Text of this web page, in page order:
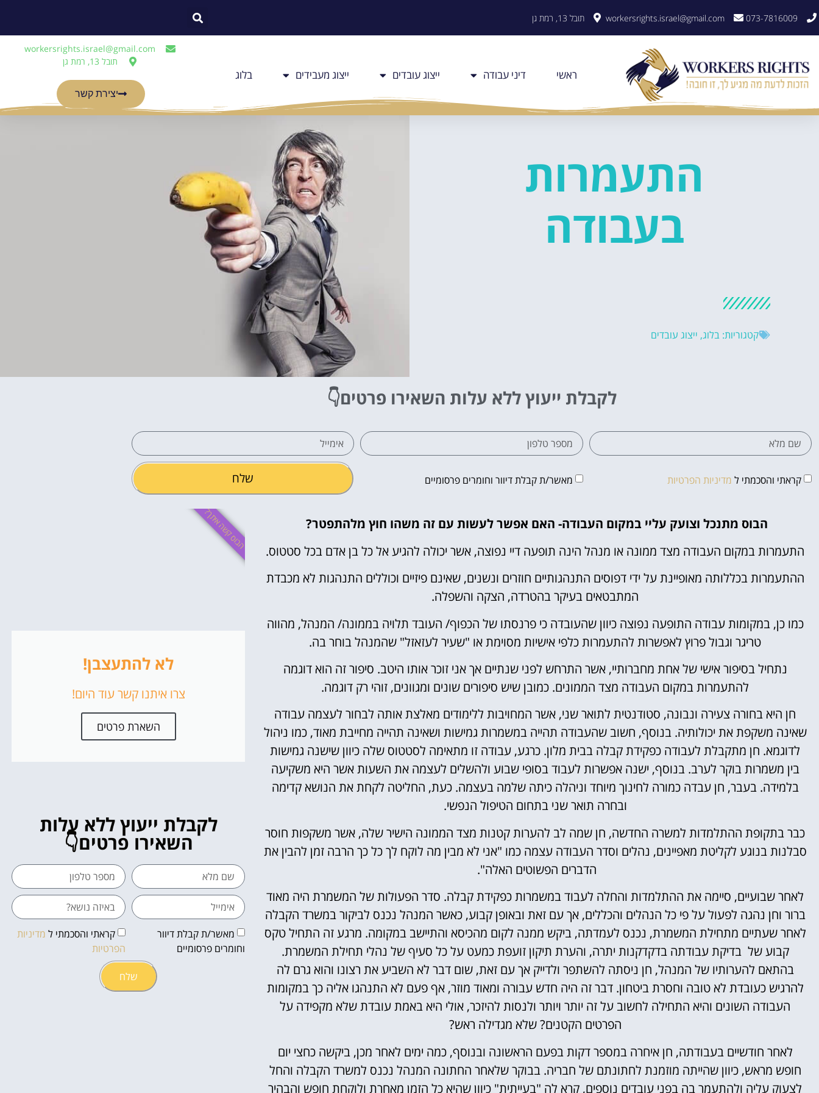
073-7816009
workersrights.israel@gmail.com תובל 13, רמת גן
ראשי דיני עבודה ייצוג עובדים ייצוג מעבידים בלוג
workersrights.israel@gmail.com
תובל 13, רמת גן
יצירת קשר
התעמרות
בעבודה
קטגוריות: בלוג, ייצוג עובדים
לקבלת ייעוץ ללא עלות השאירו פרטים👇
קראתי והסכמתי ל מדיניות הפרטיות מאשר/ת קבלת דיוור וחומרים פרסומיים שלח
הבוס מתנכל וצועק עליי במקום העבודה- האם אפשר לעשות עם זה משהו חוץ מלהתפטר?
התעמרות במקום העבודה מצד ממונה או מנהל הינה תופעה דיי נפוצה, אשר יכולה להגיע אל כל בן אדם בכל סטטוס.
ההתעמרות בכללותה מאופיינת על ידי דפוסים התנהגותיים חוזרים ונשנים, שאינם פיזיים וכוללים התנהגות לא מכבדת
המתבטאים בעיקר בהטרדה, הצקה והשפלה.
כמו כן, במקומות עבודה התופעה נפוצה כיוון שהעובדה כי פרנסתו של הכפוף/ העובד תלויה בממונה/ המנהל, מהווה
טריגר וגבול פרוץ לאפשרות להתעמרות כלפי אישיות מסוימת או "שעיר לעזאזל" שהמנהל בוחר בה.
נתחיל בסיפור אישי של אחת מחברותיי, אשר התרחש לפני שנתיים אך אני זוכר אותו היטב. סיפור זה הוא דוגמה
להתעמרות במקום העבודה מצד הממונים. כמובן שיש סיפורים שונים ומגוונים, זוהי רק דוגמה.
חן היא בחורה צעירה ונבונה, סטודנטית לתואר שני, אשר המחויבות ללימודים מאלצת אותה לבחור לעצמה עבודה
שאינה משקפת את יכולותיה. בנוסף, חשוב שהעבודה תהייה במשמרות גמישות ושאינה תהייה מחייבת מאוד, כמו ניהול
לדוגמא. חן מתקבלת לעבודה כפקידת קבלה בבית מלון. כרגע, עבודה זו מתאימה לסטטוס שלה כיוון שישנה גמישות
בין משמרות בוקר לערב. בנוסף, ישנה אפשרות לעבוד בסופי שבוע ולהשלים לעצמה את השעות אשר היא משקיעה
בלמידה. בעבר, חן עבדה כמורה לחינוך מיוחד וניהלה כיתה שלמה בעצמה. כעת, החליטה לקחת את הנושא קדימה
ובחרה תואר שני בתחום הטיפול הנפשי.
כבר בתקופת ההתלמדות למשרה החדשה, חן שמה לב להערות קטנות מצד הממונה הישיר שלה, אשר משקפות חוסר
סבלנות בנוגע לקליטת מאפיינים, נהלים וסדר העבודה עצמה כמו "אני לא מבין מה לוקח לך כל כך הרבה זמן להבין את
הדברים הפשוטים האלה".
לאחר שבועיים, סיימה את ההתלמדות והחלה לעבוד במשמרות כפקידת קבלה. סדר הפעולות של המשמרת היה מאוד
ברור וחן נהגה לפעול על פי כל הנהלים והכללים, אך עם זאת ובאופן קבוע, כאשר המנהל נכנס לביקור במשרד הקבלה
לאחר שעתיים מתחילת המשמרת, נכנס לעמדתה, ביקש ממנה לקום מהכיסא והתיישב במקומה. מרגע זה התחיל טקס
קבוע של בדיקת עבודתה בדקדקנות יתרה, והערת תיקון זועפת כמעט על כל סעיף של נהלי תחילת המשמרת.
בהתאם להערותיו של המנהל, חן ניסתה להשתפר ולדייק אך עם זאת, שום דבר לא השביע את רצונו והוא גרם לה
להרגיש כעובדת לא טובה וחסרת ביטחון. דבר זה היה חדש עבורה ומאוד מוזר, אף פעם לא התנהגו אליה כך במקומות
העבודה השונים והיא התחילה לחשוב על זה יותר ויותר ולנסות להיזכר, אולי היא באמת עובדת שלא מקפידה על
הפרטים הקטנים? שלא מגדילה ראש?
לאחר חודשיים בעבודתה, חן איחרה במספר דקות בפעם הראשונה ובנוסף, כמה ימים לאחר מכן, ביקשה כחצי יום
חופש מראש, כיוון שהייתה מוזמנת לחתונתם של חבריה. בבוקר שלאחר החתונה המנהל נכנס למשרד הקבלה והחל
לצעוק עליה ולהתעמר בה בפני עובדים נוספים, קרא לה "בעייתית" כיוון שהיא כל הזמן מאחרת ולוקחת חופש והבהיר
לא להתעצבן!
צרו איתנו קשר עוד היום!
השארת פרטים
הבוס קשה איתך?
לקבלת ייעוץ ללא עלות
השאירו פרטים👇
מאשר/ת קבלת דיוור
וחומרים פרסומיים
קראתי והסכמתי ל מדיניות
הפרטיות
שלח